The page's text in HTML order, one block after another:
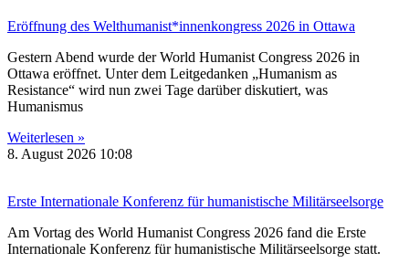
Eröffnung des Welthumanist*innenkongress 2026 in Ottawa
Gestern Abend wurde der World Humanist Congress 2026 in
Ottawa eröffnet. Unter dem Leitgedanken „Humanism as
Resistance“ wird nun zwei Tage darüber diskutiert, was
Humanismus
Weiterlesen »
8. August 2026 10:08
Erste Internationale Konferenz für humanistische Militärseelsorge
Am Vortag des World Humanist Congress 2026 fand die Erste
Internationale Konferenz für humanistische Militärseelsorge statt.